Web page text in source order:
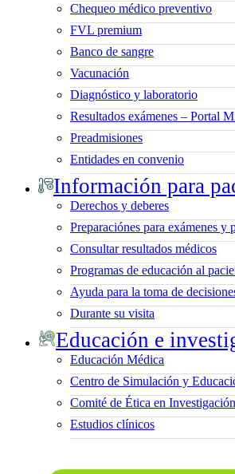
Chequeo médico preventivo
FVL premium
Banco de sangre
Vacunación
Diagnóstico y laboratorio
Resultados exámenes – Portal
Preadmisiones
Entidades en convenio
Información para
Derechos y deberes
Preparaciónes para exámenes y
Consultar resultados médicos
Programas de educación al
Ayuda para la toma de
Durante su visita
Educación e
Educación Médica
Centro de Simulación y
Comité de Ética en
Estudios clínicos